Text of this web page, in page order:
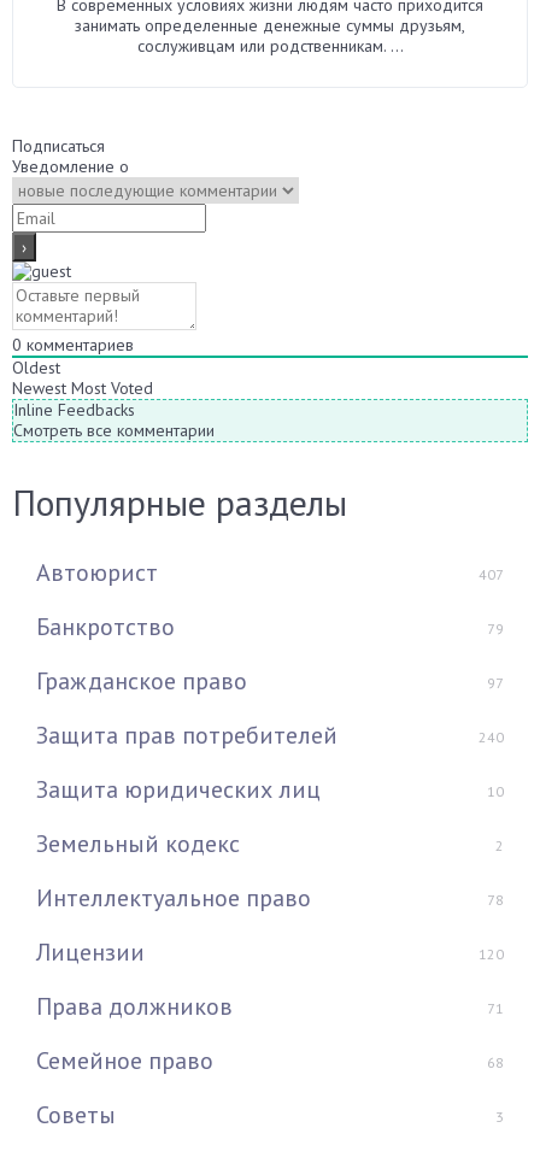
В современных условиях жизни людям часто приходится
занимать определенные денежные суммы друзьям,
сослуживцам или родственникам. ...
Подписаться
Уведомление о
0 комментариев
Oldest
Newest Most Voted
Inline Feedbacks
Смотреть все комментарии
Популярные разделы
Автоюрист 407
Банкротство 79
Гражданское право 97
Защита прав потребителей 240
Защита юридических лиц 10
Земельный кодекс 2
Интеллектуальное право 78
Лицензии 120
Права должников 71
Семейное право 68
Советы 3